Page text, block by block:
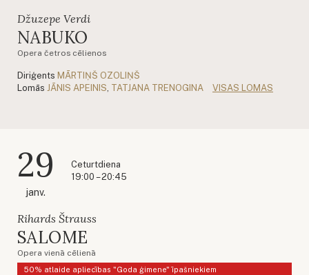
Džuzepe Verdi
NABUKO
Opera četros cēlienos
Diriģents MĀRTIŅŠ OZOLIŅŠ
Lomās JĀNIS APEINIS TATJANA TRENOGINA VISAS LOMAS
29
janv.
Ceturtdiena
19:00 – 20:45
Rihards Štrauss
SALOME
Opera vienā cēlienā
50% atlaide apliecības "Goda ģimene" īpašniekiem